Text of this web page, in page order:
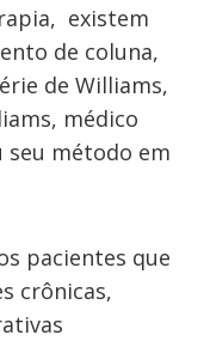
existem
de coluna,
de Williams,
médico
seu método em
pacientes que
crônicas,